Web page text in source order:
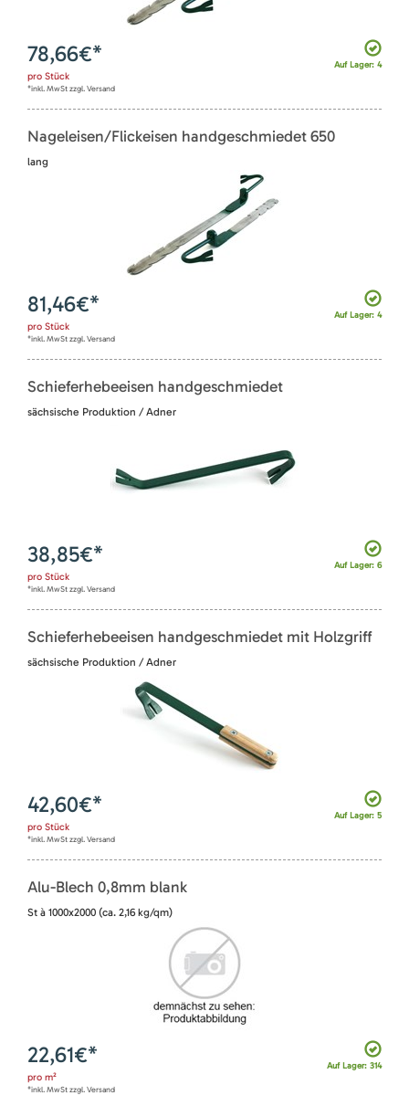
Auf Lager: 4
78,66€*
pro Stück
*inkl. MwSt zzgl. Versand
Nageleisen/Flickeisen handgeschmiedet 650
lang
Auf Lager: 4
81,46€*
pro Stück
*inkl. MwSt zzgl. Versand
Schieferhebeeisen handgeschmiedet
sächsische Produktion / Adner
Auf Lager: 6
38,85€*
pro Stück
*inkl. MwSt zzgl. Versand
Schieferhebeeisen handgeschmiedet mit Holzgriff
sächsische Produktion / Adner
Auf Lager: 5
42,60€*
pro Stück
*inkl. MwSt zzgl. Versand
Alu-Blech 0,8mm blank
St à 1000x2000 (ca. 2,16 kg/qm)
Auf Lager: 314
22,61€*
pro m²
*inkl. MwSt zzgl. Versand